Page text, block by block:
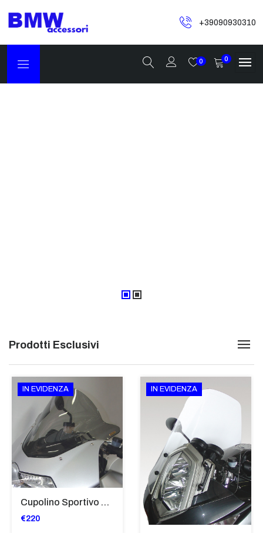
+39090930310
0 0
Prodotti Esclusivi
IN EVIDENZA
Cupolino Sportivo Per Bmw K 1200 R Sport 2005-07 TRASPARENTE - Sc967-T
€220
IN EVIDENZA